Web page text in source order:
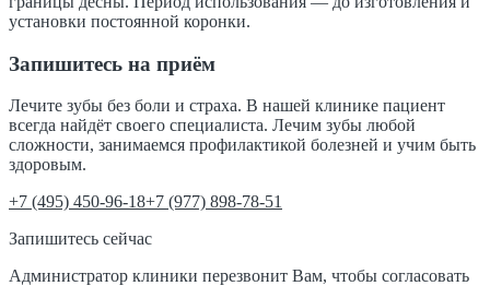
установки постоянной коронки.
Запишитесь на приём
Лечите зубы без боли и страха. В нашей клинике пациент
всегда найдёт своего специалиста. Лечим зубы любой
сложности, занимаемся профилактикой болезней и учим быть
здоровым.
‎+7 (495) 450-96-18+7 (977) 898-78-51
Запишитесь сейчас
Администратор клиники перезвонит Вам, чтобы согласовать